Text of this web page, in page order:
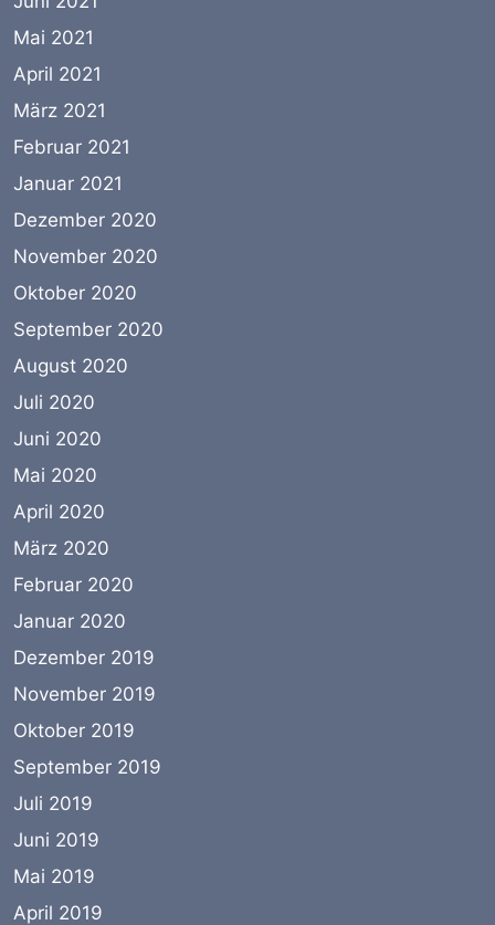
Mai 2021
April 2021
März 2021
Februar 2021
Januar 2021
Dezember 2020
November 2020
Oktober 2020
September 2020
August 2020
Juli 2020
Juni 2020
Mai 2020
April 2020
März 2020
Februar 2020
Januar 2020
Dezember 2019
November 2019
Oktober 2019
September 2019
Juli 2019
Juni 2019
Mai 2019
April 2019